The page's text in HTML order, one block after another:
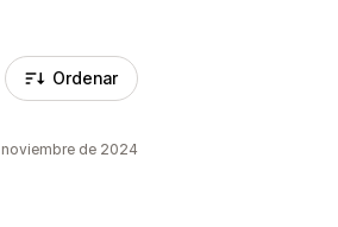
Ordenar
noviembre de 2024